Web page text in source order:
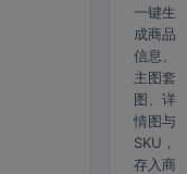
一键生
成商品
信息、
主图套
图、详
情图与
SKU，
存入商